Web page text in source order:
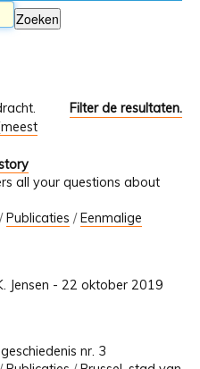
Filter de resultaten.
all your questions about
/Publicaties /Eenmalige
Jensen - 22 oktober 2019
nr. 3